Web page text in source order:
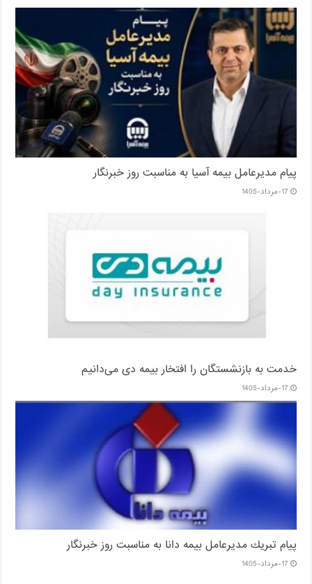
پیام مدیرعامل بیمه آسیا به مناسبت روز خبرنگار
17-مرداد-1405
خدمت به بازنشستگان‌ را افتخار بیمه دی می‌دانیم
17-مرداد-1405
پیام ‌تبریك‌ مدیرعامل بیمه دانا به مناسبت روز خبرنگار
17-مرداد-1405